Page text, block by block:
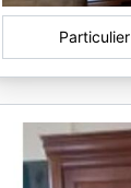
Particulier